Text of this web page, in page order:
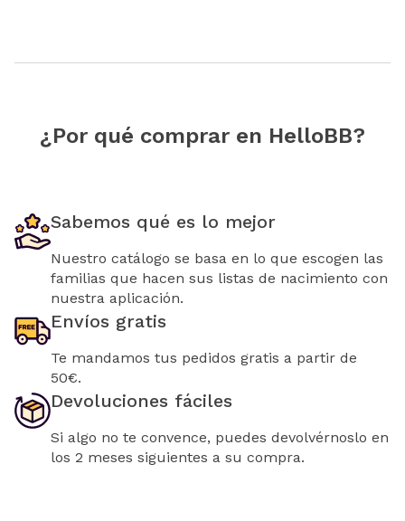
¿Por qué comprar en HelloBB?
Sabemos qué es lo mejor
Nuestro catálogo se basa en lo que escogen las
familias que hacen sus listas de nacimiento con
nuestra aplicación.
Envíos gratis
Te mandamos tus pedidos gratis a partir de
50€.
Devoluciones fáciles
Si algo no te convence, puedes devolvérnoslo en
los 2 meses siguientes a su compra.